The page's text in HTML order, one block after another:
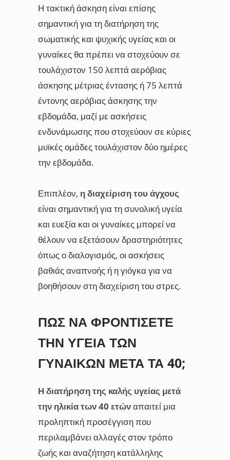
Η τακτική άσκηση είναι επίσης
σημαντική για τη διατήρηση της
σωματικής και ψυχικής υγείας και οι
γυναίκες θα πρέπει να στοχεύουν σε
τουλάχιστον 150 λεπτά αερόβιας
άσκησης μέτριας έντασης ή 75 λεπτά
έντονης αερόβιας άσκησης την
εβδομάδα, μαζί με ασκήσεις
ενδυνάμωσης που στοχεύουν σε κύριες
μυϊκές ομάδες τουλάχιστον δύο ημέρες
την εβδομάδα.
Επιπλέον, η διαχείριση του άγχους
είναι σημαντική για τη συνολική υγεία
και ευεξία και οι γυναίκες μπορεί να
θέλουν να εξετάσουν δραστηριότητες
όπως ο διαλογισμός, οι ασκήσεις
βαθιάς αναπνοής ή η γιόγκα για να
βοηθήσουν στη διαχείριση του στρες.
ΠΏΣ ΝΑ ΦΡΟΝΤΊΣΕΤΕ
ΤΗΝ ΥΓΕΊΑ ΤΩΝ
ΓΥΝΑΙΚΏΝ ΜΕΤΆ ΤΑ 40;
Η διατήρηση της καλής υγείας μετά
την ηλικία των 40 ετώναπαιτεί μια
προληπτική προσέγγιση που
περιλαμβάνει αλλαγές στον τρόπο
ζωής και αναζήτηση κατάλληλης